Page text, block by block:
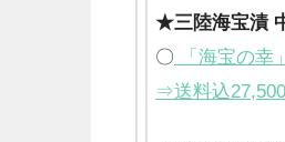
★三陸海宝漬
〇 「海宝の幸
⇒送料込